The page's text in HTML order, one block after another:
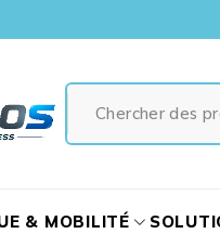
& MOBILITÉ